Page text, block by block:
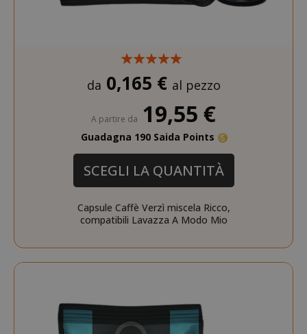
da 0,165 € al pezzo
A partire da 19,55 €
Guadagna 190 Saida Points
SCEGLI LA QUANTITÀ
Capsule Caffè Verzì miscela Ricco,
compatibili Lavazza A Modo Mio